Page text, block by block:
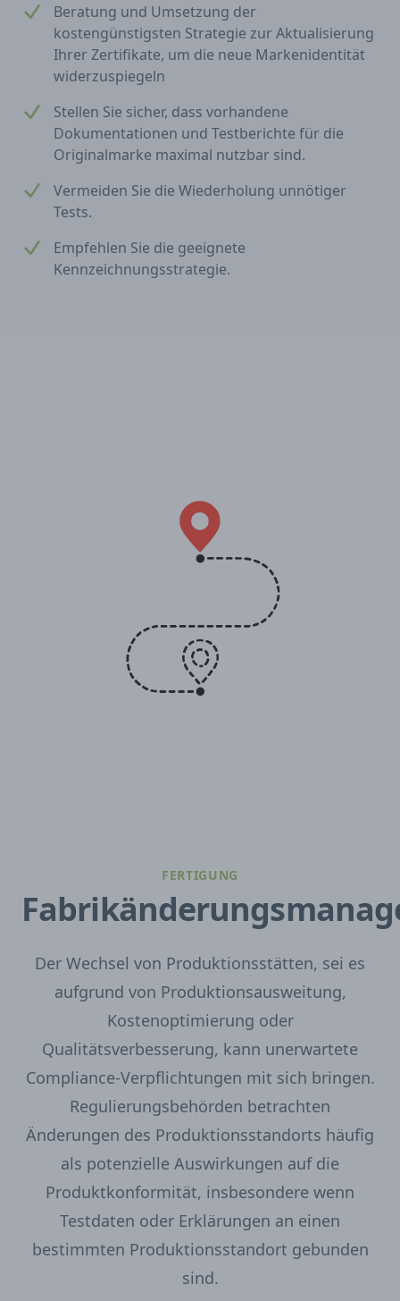
Beratung und Umsetzung der
kostengünstigsten Strategie zur Aktualisierung
Ihrer Zertifikate, um die neue Markenidentität
widerzuspiegeln
Stellen Sie sicher, dass vorhandene
Dokumentationen und Testberichte für die
Originalmarke maximal nutzbar sind.
Vermeiden Sie die Wiederholung unnötiger
Tests.
Empfehlen Sie die geeignete
Kennzeichnungsstrategie.
FERTIGUNG
Der Wechsel von Produktionsstätten, sei es
aufgrund von Produktionsausweitung,
Kostenoptimierung oder
Qualitätsverbesserung, kann unerwartete
Compliance-Verpflichtungen mit sich bringen.
Regulierungsbehörden betrachten
Änderungen des Produktionsstandorts häufig
als potenzielle Auswirkungen auf die
Produktkonformität, insbesondere wenn
Testdaten oder Erklärungen an einen
bestimmten Produktionsstandort gebunden
sind.